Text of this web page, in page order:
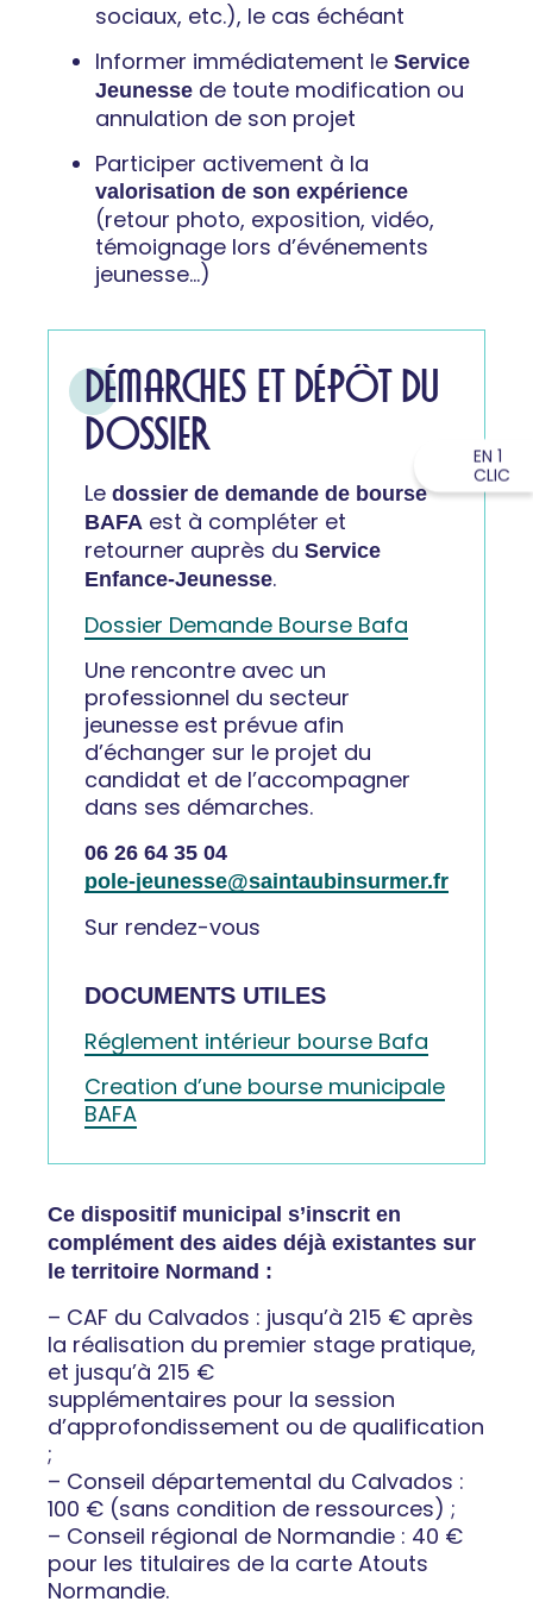
sociaux, etc.), le cas échéant
Informer immédiatement le Service
Jeunesse de toute modification ou
annulation de son projet
Participer activement à la
valorisation de son expérience
(retour photo, exposition, vidéo,
témoignage lors d’événements
jeunesse…)
DÉMARCHES ET DÉPÔT DU
DOSSIER
Le dossier de demande de bourse
BAFA est à compléter et
retourner auprès du Service
Enfance-Jeunesse.
Dossier Demande Bourse Bafa
Une rencontre avec un
professionnel du secteur
jeunesse est prévue afin
d’échanger sur le projet du
candidat et de l’accompagner
dans ses démarches.
06 26 64 35 04
pole-jeunesse@saintaubinsurmer.fr
Sur rendez-vous
DOCUMENTS UTILES
Réglement intérieur bourse Bafa
Creation d’une bourse municipale
BAFA
Ce dispositif municipal s’inscrit en
complément des aides déjà existantes sur
le territoire Normand :
– CAF du Calvados : jusqu’à 215 € après
la réalisation du premier stage pratique,
et jusqu’à 215 €
supplémentaires pour la session
d’approfondissement ou de qualification
;
– Conseil départemental du Calvados :
100 € (sans condition de ressources) ;
– Conseil régional de Normandie : 40 €
pour les titulaires de la carte Atouts
Normandie.
EN 1
CLIC